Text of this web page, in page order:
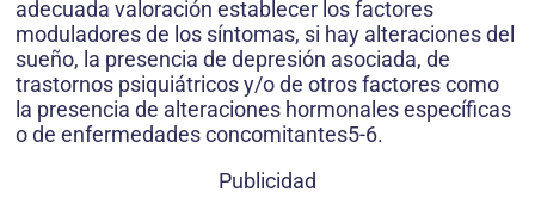
adecuada valoración establecer los factores
moduladores de los síntomas, si hay alteraciones del
sueño, la presencia de depresión asociada, de
trastornos psiquiátricos y/o de otros factores como
la presencia de alteraciones hormonales específicas
o de enfermedades concomitantes5-6.
Publicidad